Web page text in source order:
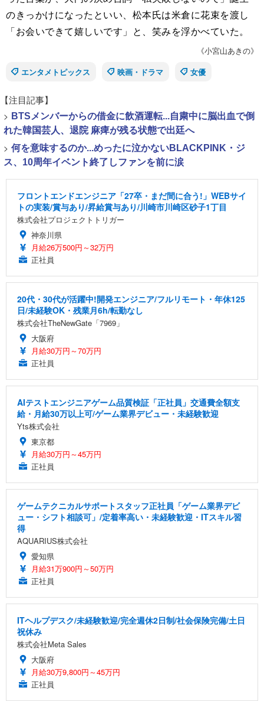
のきっかけになったといい、松本氏は米倉に花束を渡し
「お会いできて嬉しいです」と、笑みを浮かべていた。
《小宮山あきの》
エンタメトピックス
映画・ドラマ 女優
【注目記事】
> BTSメンバーからの借金に飲酒運転...自粛中に脳出血で倒
れた韓国芸人、退院 麻痺が残る状態で出廷へ
> 何を意味するのか...めったに泣かないBLACKPINK・ジ
ス、10周年イベント終了しファンを前に涙
フロントエンドエンジニア「27卒・まだ間に合う!」WEBサイ
トの実装/賞与あり/昇給賞与あり/川崎市川崎区砂子1丁目
株式会社プロジェクトトリガー
神奈川県
月給26万500円～32万円
正社員
20代・30代が活躍中!開発エンジニア/フルリモート・年休125
日/未経験OK・残業月6h/転勤なし
株式会社TheNewGate「7969」
大阪府
月給30万円～70万円
正社員
AIテストエンジニアゲーム品質検証「正社員」交通費全額支
給・月給30万以上可/ゲーム業界デビュー・未経験歓迎
Yts株式会社
東京都
月給30万円～45万円
正社員
ゲームテクニカルサポートスタッフ正社員「ゲーム業界デビ
ュー・シフト相談可」/定着率高い・未経験歓迎・ITスキル習
得
AQUARIUS株式会社
愛知県
月給31万900円～50万円
正社員
ITヘルプデスク/未経験歓迎/完全週休2日制/社会保険完備/土日
祝休み
株式会社Meta Sales
大阪府
月給30万9,800円～45万円
正社員